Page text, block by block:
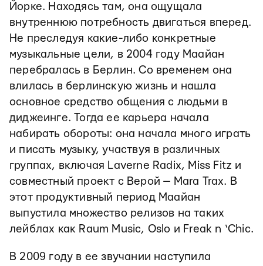
Йорке. Находясь там, она ощущала
внутреннюю потребность двигаться вперед.
Не преследуя какие-либо конкретные
музыкальные цели, в 2004 году Маайан
перебралась в Берлин. Со временем она
влилась в берлинскую жизнь и нашла
основное средство общения с людьми в
диджеинге. Тогда ее карьера начала
набирать обороты: она начала много играть
и писать музыку, участвуя в различных
группах, включая Laverne Radix, Miss Fitz и
совместный проект с Верой — Mara Trax. В
этот продуктивный период Маайан
выпустила множество релизов на таких
лейблах как Raum Music, Oslo и Freak n ‘Chic.
В 2009 году в ее звучании наступила